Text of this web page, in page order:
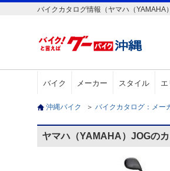
バイクカタログ情報（ヤマハ（YAMAHA
バイク メーカー スタイル エ
沖縄バイク ＞ バイクカタログ：メー
ヤマハ（YAMAHA）JOGの